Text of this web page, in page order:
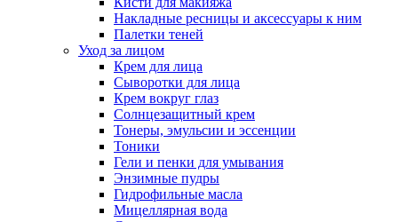
Накладные ресницы и аксессуары к ним
Палетки теней
Уход за лицом
Крем для лица
Сыворотки для лица
Крем вокруг глаз
Солнцезащитный крем
Тонеры, эмульсии и эссенции
Тоники
Гели и пенки для умывания
Энзимные пудры
Гидрофильные масла
Мицеллярная вода